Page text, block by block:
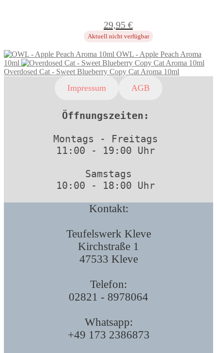
29,95 €
Aktuell nicht verfügbar
OWL - Apple Peach Aroma
10ml
Overdosed Cat - Sweet Blueberry Copy Cat Aroma 10ml
Impressum AGB
Öffnungszeiten:
Montags - Freitags
11:00 - 19:00 Uhr
Samstags
10:00 - 18:00 Uhr
Kontakt:
Teufelswerk Kleve
Kirchstraße 1
47533 Kleve
Telefon:
02821 - 8978064
Whatsapp:
+49 173 2386873